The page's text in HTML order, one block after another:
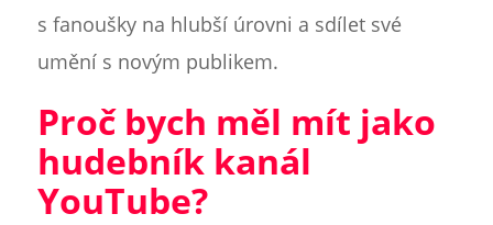
s fanoušky na hlubší úrovni a sdílet své
umění s novým publikem.
Proč bych měl mít jako
hudebník kanál
YouTube?